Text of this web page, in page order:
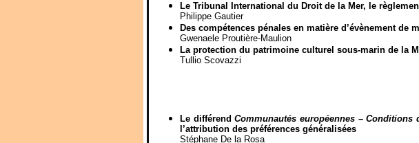
Le Tribunal International du Droit de la Mer, le
Philippe Gautier
Des compétences pénales en matière d’évènement
Gwenaele Proutière-Maulion
La protection du patrimoine culturel sous-marin de la
Tullio Scovazzi
Le différendCommunautés européennes – Conditions
l’attribution des préférences généralisées
Stéphane De la Rosa